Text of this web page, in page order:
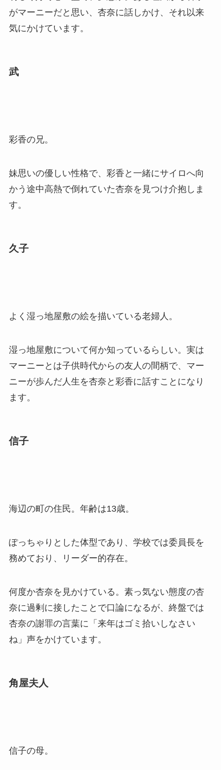
がマーニーだと思い、杏奈に話しかけ、それ以来
気にかけています。
武
彩香の兄。
妹思いの優しい性格で、彩香と一緒にサイロへ向
かう途中高熱で倒れていた杏奈を見つけ介抱しま
す。
久子
よく湿っ地屋敷の絵を描いている老婦人。
湿っ地屋敷について何か知っているらしい。実は
マーニーとは子供時代からの友人の間柄で、マー
ニーが歩んだ人生を杏奈と彩香に話すことになり
ます。
信子
海辺の町の住民。年齢は13歳。
ぽっちゃりとした体型であり、学校では委員長を
務めており、リーダー的存在。
何度か杏奈を見かけている。素っ気ない態度の杏
奈に過剰に接したことで口論になるが、終盤では
杏奈の謝罪の言葉に「来年はゴミ拾いしなさい
ね」声をかけています。
角屋夫人
信子の母。